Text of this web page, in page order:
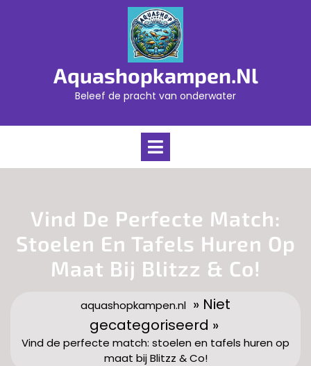
Aquashopkampen.nl
Beleef de pracht van onderwater
Open
Vind De Perfecte Match:
Stoelen En Tafels Huren Op
Maat Bij Blitzz & Co!
aquashopkampen.nl » Niet
gecategoriseerd »
Vind de perfecte match: stoelen en tafels huren op
maat bij Blitzz & Co!